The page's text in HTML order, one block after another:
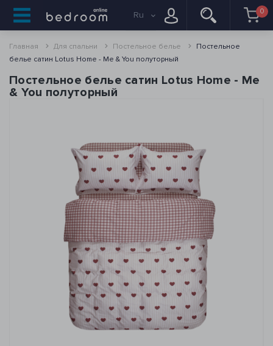
Ru 0
Главная Для спальни Постельное белье
Постельное
белье сатин Lotus Home - Me & You полуторный
Постельное белье сатин Lotus Home - Me
& You полуторный